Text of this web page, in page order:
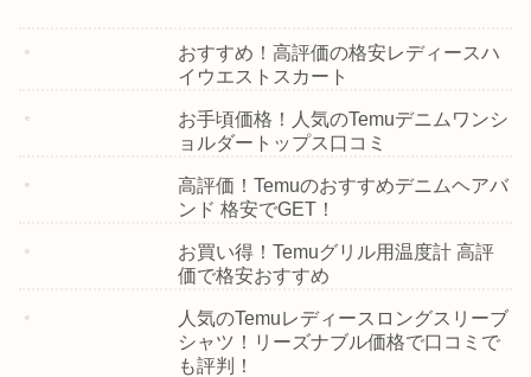
おすすめ！高評価の格安レディースハ
イウエストスカート
お手頃価格！人気のTemuデニムワンシ
ョルダートップス口コミ
高評価！Temuのおすすめデニムヘアバ
ンド 格安でGET！
お買い得！Temuグリル用温度計 高評
価で格安おすすめ
人気のTemuレディースロングスリーブ
シャツ！リーズナブル価格で口コミで
も評判！